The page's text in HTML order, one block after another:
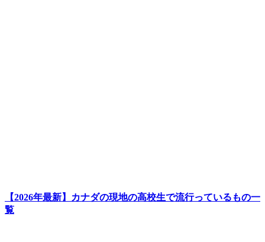
【2026年最新】カナダの現地の高校生で流行っているもの一
覧